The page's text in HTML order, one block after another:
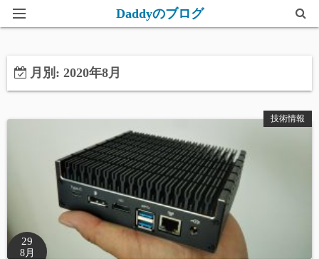
Daddyのブログ
このブログについて
月別: 2020年8月
技術情報
29
8月